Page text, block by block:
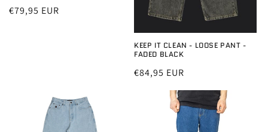
Normale
€79,95 EUR
KEEP IT CLEAN - LOOSE PANT -
FADED BLACK
Normale
€84,95 EUR